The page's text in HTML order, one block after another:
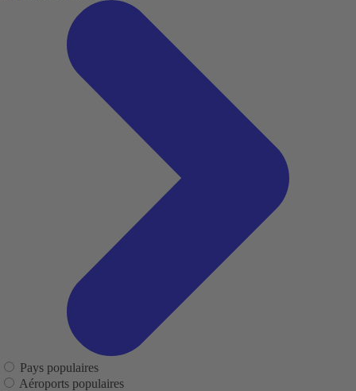
Pays populaires
Aéroports populaires